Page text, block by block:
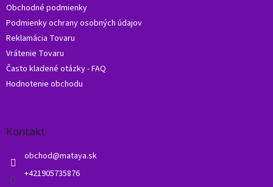
Obchodné podmienky
Podmienky ochrany osobných údajov
Reklamácia Tovaru
Vrátenie Tovaru
Často kladené otázky - FAQ
Hodnotenie obchodu
Kontakt
obchod@mataya.sk
+421905735876